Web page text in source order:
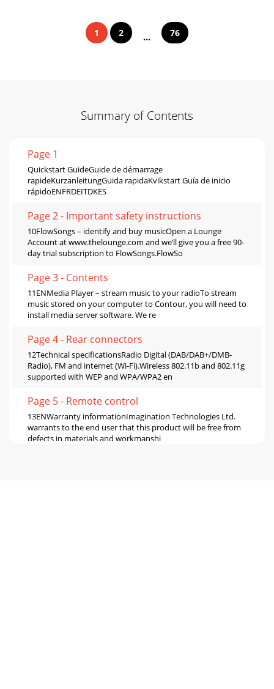
1 2 ... 76
Summary of Contents
Page 1
Quickstart GuideGuide de démarrage
rapideKurzanleitungGuida rapidaKvikstart Guía de inicio
rápidoENFRDEITDKES
Page 2 - Important safety instructions
10FlowSongs – identify and buy musicOpen a Lounge
Account at www.thelounge.com and we’ll give you a free 90-
day trial subscription to FlowSongs.FlowSo
Page 3 - Contents
11ENMedia Player – stream music to your radioTo stream
music stored on your computer to Contour, you will need to
install media server software. We re
Page 4 - Rear connectors
12Technical speciﬁcationsRadio Digital (DAB/DAB+/DMB-
Radio), FM and internet (Wi-Fi).Wireless 802.11b and 802.11g
supported with WEP and WPA/WPA2 en
Page 5 - Remote control
13ENWarranty informationImagination Technologies Ltd.
warrants to the end user that this product will be free from
defects in materials and workmanshi